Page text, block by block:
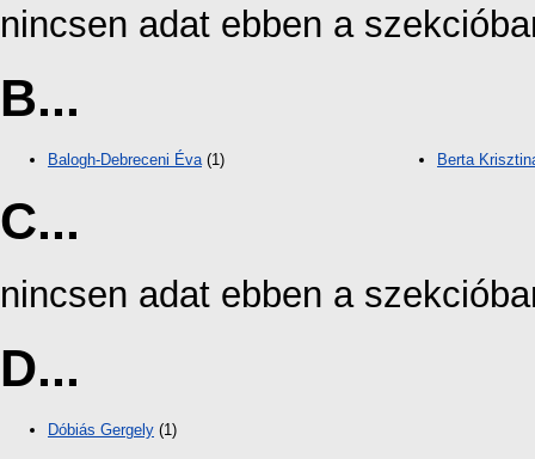
nincsen adat ebben a
B...
Balogh-Debreceni Éva(1) Berta
C...
nincsen adat ebben a
D...
Dóbiás Gergely (1)